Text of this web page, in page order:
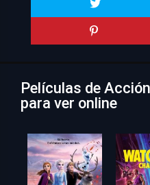
Películas de
para ver online